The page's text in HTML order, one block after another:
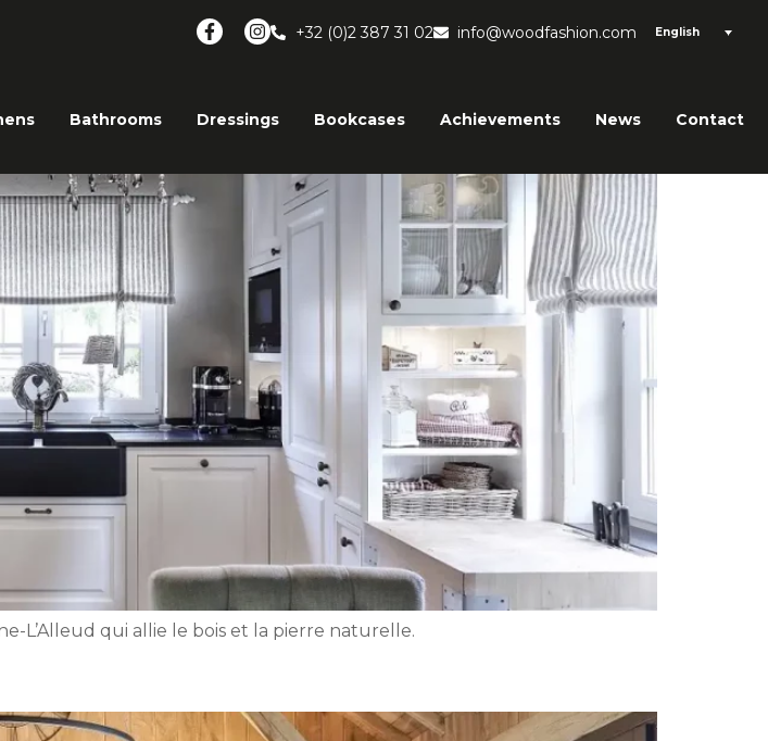
+32 (0)2 387 31 02 info@woodfashion.com English
Bathrooms Dressings Bookcases Achievements News Contact
L’Alleud qui allie le bois et la pierre naturelle.